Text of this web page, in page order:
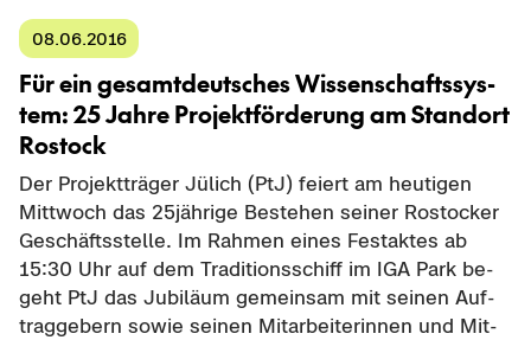
08.06.2016
Für ein ge­samt­deut­sches Wis­sen­schafts­sys­
tem: 25 Jahre Pro­jekt­för­de­rung am Stand­ort
Ros­tock
Der Pro­jekt­trä­ger Jü­lich (PtJ) fei­ert am heu­ti­gen
Mitt­woch das 25jährige Be­stehen sei­ner Ros­to­cker
Ge­schäfts­stel­le. Im Rah­men eines Fest­ak­tes ab
15:30 Uhr auf dem Tra­di­ti­ons­schiff im IGA Park be­
geht PtJ das Ju­bi­lä­um ge­mein­sam mit sei­nen Auf­
trag­ge­bern sowie sei­nen Mit­ar­bei­te­rin­nen und Mit­